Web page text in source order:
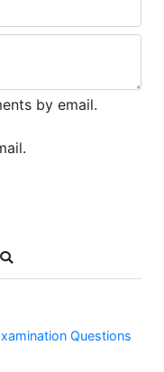
by email.
Questions